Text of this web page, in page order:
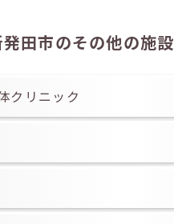
田市のその他の施設
クリニック